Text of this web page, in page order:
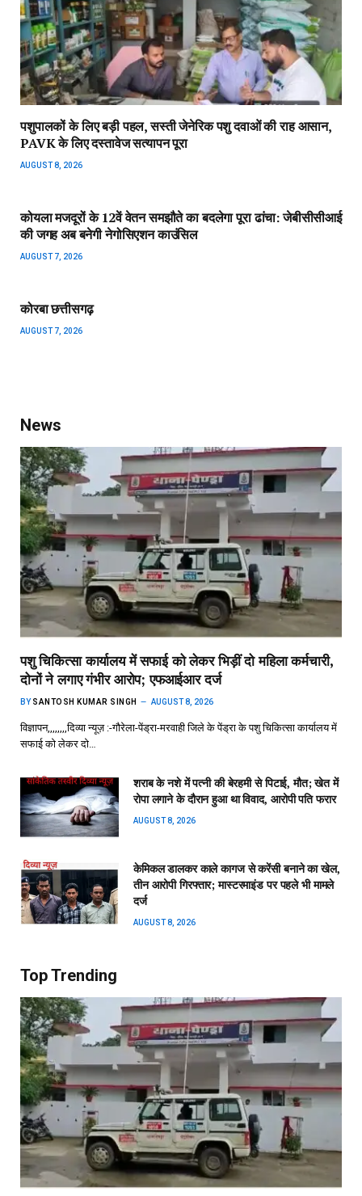
पशुपालकों के लिए बड़ी पहल, सस्ती जेनेरिक पशु दवाओं की राह आसान,
PAVK के लिए दस्तावेज सत्यापन पूरा
AUGUST 8, 2026
कोयला मजदूरों के 12वें वेतन समझौते का बदलेगा पूरा ढांचा: जेबीसीसीआई
की जगह अब बनेगी नेगोसिएशन काउंसिल
AUGUST 7, 2026
कोरबा छत्तीसगढ़
AUGUST 7, 2026
News
पशु चिकित्सा कार्यालय में सफाई को लेकर भिड़ीं दो महिला कर्मचारी,
दोनों ने लगाए गंभीर आरोप; एफआईआर दर्ज
BY SANTOSH KUMAR SINGH AUGUST 8, 2026
विज्ञापन,,,,,,,,दिव्या न्यूज़ :-गौरेला-पेंड्रा-मरवाही जिले के पेंड्रा के पशु चिकित्सा कार्यालय में
सफाई को लेकर दो…
शराब के नशे में पत्नी की बेरहमी से पिटाई, मौत; खेत में
रोपा लगाने के दौरान हुआ था विवाद, आरोपी पति फरार
AUGUST 8, 2026
केमिकल डालकर काले कागज से करेंसी बनाने का खेल,
तीन आरोपी गिरफ्तार; मास्टरमाइंड पर पहले भी मामले
दर्ज
AUGUST 8, 2026
Top Trending